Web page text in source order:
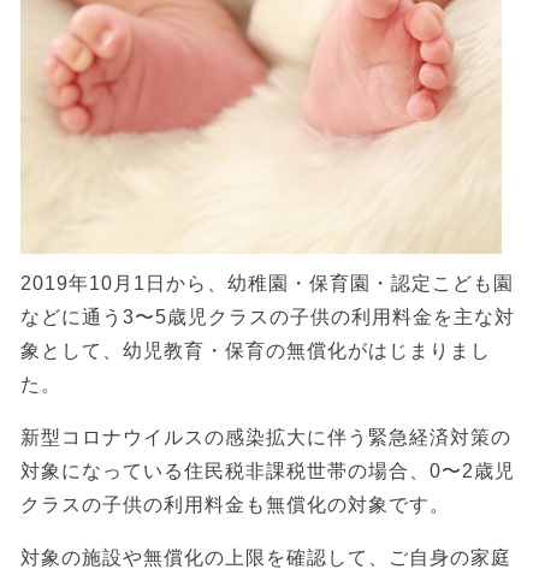
2019年10月1日から、幼稚園・保育園・認定こども園
などに通う3〜5歳児クラスの子供の利用料金を主な対
象として、幼児教育・保育の無償化がはじまりまし
た。
新型コロナウイルスの感染拡大に伴う緊急経済対策の
対象になっている住民税非課税世帯の場合、0〜2歳児
クラスの子供の利用料金も無償化の対象です。
対象の施設や無償化の上限を確認して、ご自身の家庭